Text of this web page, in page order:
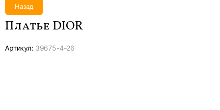
Назад
Платье DIOR
Артикул: 39675-4-26